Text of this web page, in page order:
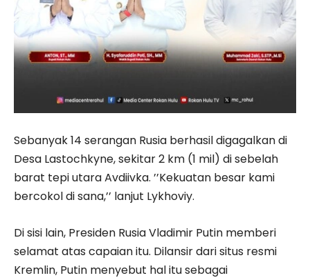
Sebanyak 14 serangan Rusia berhasil digagalkan di
Desa Lastochkyne, sekitar 2 km (1 mil) di sebelah
barat tepi utara Avdiivka. ’’Kekuatan besar kami
bercokol di sana,’’ lanjut Lykhoviy.
Di sisi lain, Presiden Rusia Vladimir Putin memberi
selamat atas capaian itu. Dilansir dari situs resmi
Kremlin, Putin menyebut hal itu sebagai